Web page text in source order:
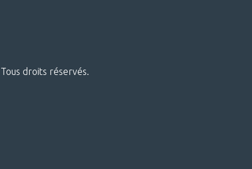
droits réservés.